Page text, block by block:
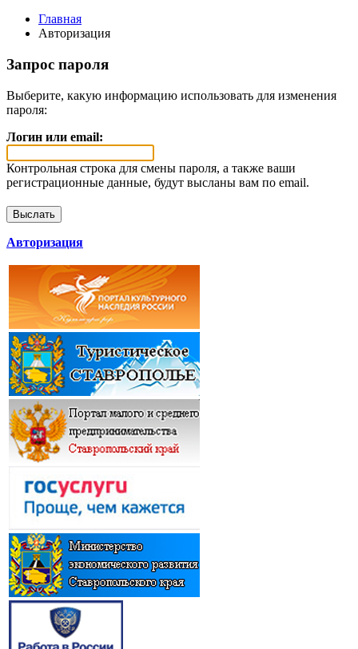
Главная
Авторизация
Запрос пароля
Выберите, какую информацию использовать для изменения
пароля:
Логин или email:
Контрольная строка для смены пароля, а также ваши
регистрационные данные, будут высланы вам по email.
Авторизация